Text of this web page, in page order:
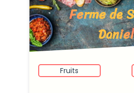
Ferme de
Daniel
Fruits